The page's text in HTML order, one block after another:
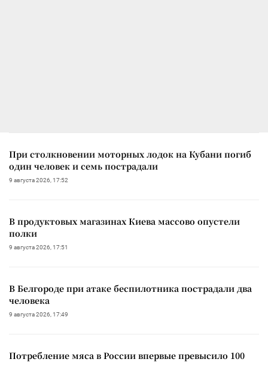
При столкновении моторных лодок на Кубани погиб
один человек и семь пострадали
9 августа 2026, 17:52
В продуктовых магазинах Киева массово опустели
полки
9 августа 2026, 17:51
В Белгороде при атаке беспилотника пострадали два
человека
9 августа 2026, 17:49
Потребление мяса в России впервые превысило 100